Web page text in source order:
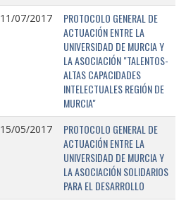
11/07/2017
PROTOCOLO GENERAL DE
ACTUACIÓN ENTRE LA
UNIVERSIDAD DE MURCIA Y
LA ASOCIACIÓN "TALENTOS-
ALTAS CAPACIDADES
INTELECTUALES REGIÓN DE
MURCIA"
15/05/2017
PROTOCOLO GENERAL DE
ACTUACIÓN ENTRE LA
UNIVERSIDAD DE MURCIA Y
LA ASOCIACIÓN SOLIDARIOS
PARA EL DESARROLLO